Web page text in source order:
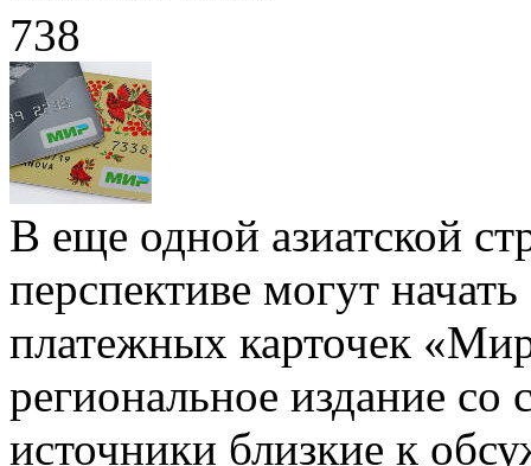
738
В еще одной азиатской
перспективе могут
платежных карточек
региональное издание со
источники близкие к